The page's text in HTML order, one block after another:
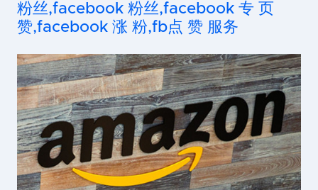
粉丝,facebook 粉丝,facebook 专 页
赞,facebook 涨 粉,fb点 赞 服务